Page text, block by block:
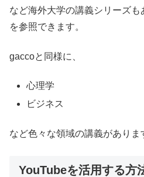
など海外大学の講義シリーズも
を参照できます。
gaccoと同様に、
心理学
ビジネス
など色々な領域の講義がありま
YouTubeを活用する方